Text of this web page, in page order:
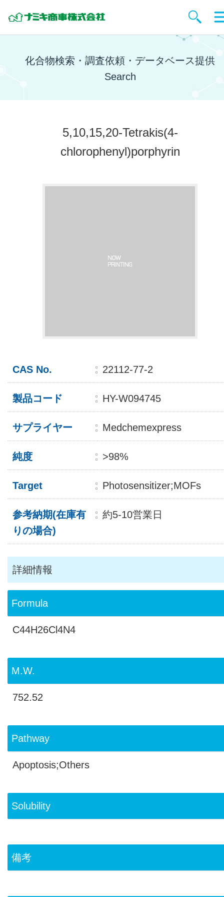
化合物検索・調査依頼・データベース提供
Search
5,10,15,20-Tetrakis(4-
chlorophenyl)porphyrin
CAS No. 22112-77-2
製品コード HY-W094745
サプライヤー Medchemexpress
純度 >98%
Target Photosensitizer;MOFs
参考納期(在庫有
りの場合)
約5-10営業日
詳細情報
Formula
C44H26Cl4N4
M.W.
752.52
Pathway
Apoptosis;Others
Solubility
備考